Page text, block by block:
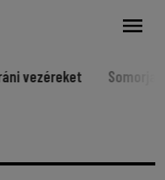
Somorjai sportolók a világ